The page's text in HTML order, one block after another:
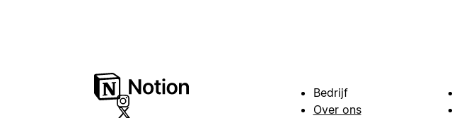
Bedrijf
Over ons